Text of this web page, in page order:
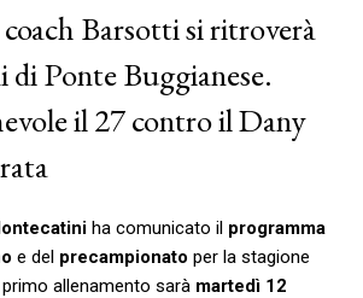
Barsotti si ritroverà
di Ponte Buggianese.
il 27 contro il Dany
ha comunicato il programma
e del precampionato per la stagione
allenamento sarà martedì 12